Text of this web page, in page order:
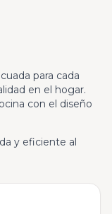
para cada
en el hogar.
con el diseño
y eficiente al